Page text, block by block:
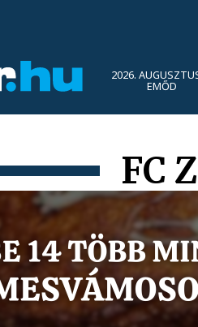
2026.
EMŐD
FC